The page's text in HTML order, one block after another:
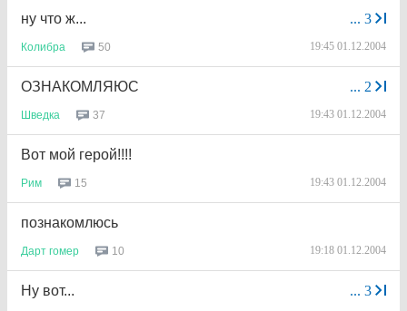
... 3
ну что ж...
Колибра 50 19:45 01.12.2004
... 2
ОЗНАКОМЛЯЮС
Шведка 37 19:43 01.12.2004
Вот мой герой!!!!
Рим 15 19:43 01.12.2004
познакомлюсь
Дарт гомер 10 19:18 01.12.2004
... 3
Ну вот...